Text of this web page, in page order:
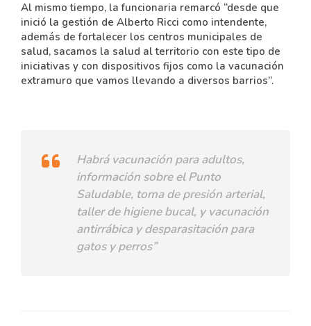
Al mismo tiempo, la funcionaria remarcó “desde que
inició la gestión de Alberto Ricci como intendente,
además de fortalecer los centros municipales de
salud, sacamos la salud al territorio con este tipo de
iniciativas y con dispositivos fijos como la vacunación
extramuro que vamos llevando a diversos barrios”.
Habrá vacunación para adultos,
información sobre el Punto
Saludable, toma de presión arterial,
taller de higiene bucal, y vacunación
antirrábica y desparasitación para
gatos y perros”